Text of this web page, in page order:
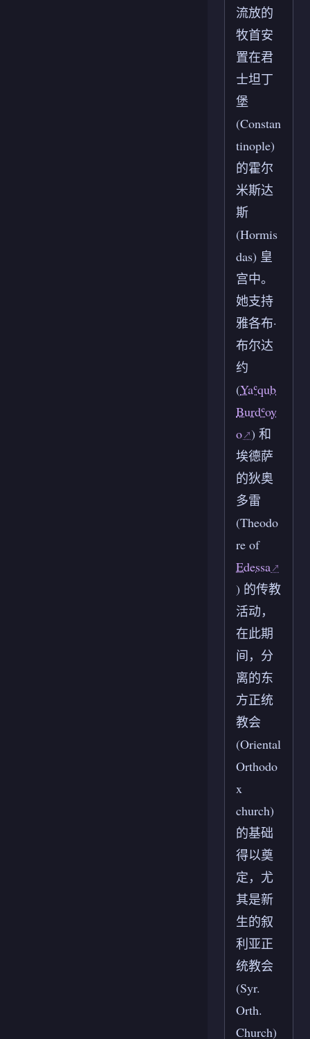
流放的
牧首安
置在君
士坦丁
堡
(Constan
tinople)
的霍尔
米斯达
斯
(Hormis
das) 皇
宫中。
她支持
雅各布·
布尔达
约
(Yaʿqub
Burdʿoy
o ) 和
埃德萨
的狄奥
多雷
(Theodo
re of
Edessa
) 的传教
活动，
在此期
间，分
离的东
方正统
教会
(Oriental
Orthodo
x
church)
的基础
得以奠
定，尤
其是新
生的叙
利亚正
统教会
(Syr.
Orth.
Church)